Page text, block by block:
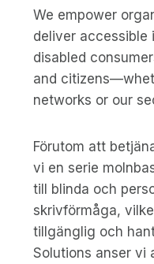
We empower
deliver accessible
disabled
and
networks or our
Förutom att
vi en serie
till blinda och
skrivförmåga,
tillgänglig och
Solutions anser vi